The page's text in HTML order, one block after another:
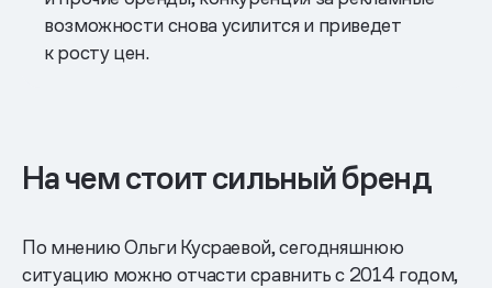
возможности снова усилится и приведет
к росту цен.
На чем стоит сильный бренд
По мнению Ольги Кусраевой, сегодняшнюю
ситуацию можно отчасти сравнить с 2014 годом,